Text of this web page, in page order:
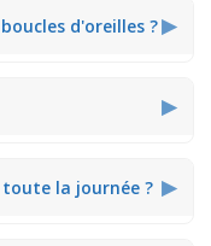
d'oreilles ?▶
▶
la journée ? ▶